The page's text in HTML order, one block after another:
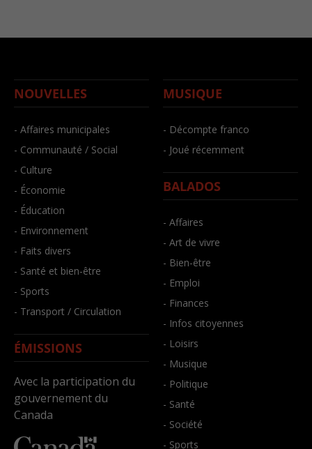
NOUVELLES
- Affaires municipales
- Communauté / Social
- Culture
- Économie
- Éducation
- Environnement
- Faits divers
- Santé et bien-être
- Sports
- Transport / Circulation
ÉMISSIONS
Avec la participation du
gouvernement du
Canada
MUSIQUE
- Décompte franco
- Joué récemment
BALADOS
- Affaires
- Art de vivre
- Bien-être
- Emploi
- Finances
- Infos citoyennes
- Loisirs
- Musique
- Politique
- Santé
- Société
- Sports